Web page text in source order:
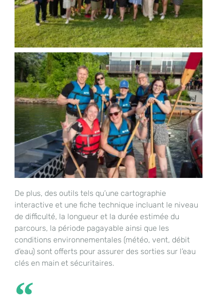
De plus, des outils tels qu’une cartographie
interactive et une fiche technique incluant le niveau
de difficulté, la longueur et la durée estimée du
parcours, la période pagayable ainsi que les
conditions environnementales (météo, vent, débit
d’eau) sont offerts pour assurer des sorties sur l’eau
clés en main et sécuritaires.